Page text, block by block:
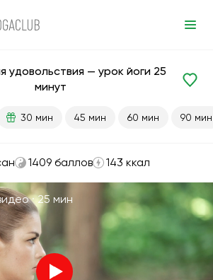
Секс Энергия
удовольствия — урок йоги 25
минут
30 мин 45 мин 60 мин 90 мин
1409 баллов 143 ккал
·25 мин